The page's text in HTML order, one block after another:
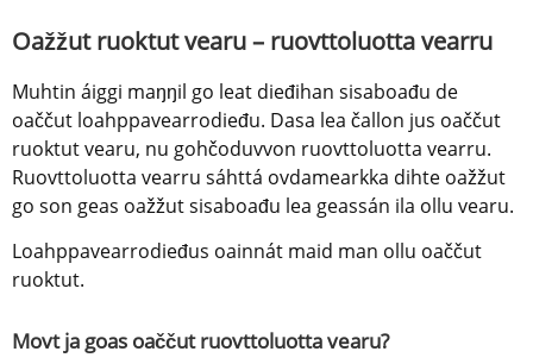
Oažžut ruoktut vearu – ruovttoluotta vearru
Muhtin áiggi maŋŋil go leat dieđihan sisaboađu de
oaččut loahppavearrodieđu. Dasa lea čallon jus oaččut
ruoktut vearu, nu gohčoduvvon ruovttoluotta vearru.
Ruovttoluotta vearru sáhttá ovdamearkka dihte oažžut
go son geas oažžut sisaboađu lea geassán ila ollu vearu.
Loahppavearrodieđus oainnát maid man ollu oaččut
ruoktut.
Movt ja goas oaččut ruovttoluotta vearu?